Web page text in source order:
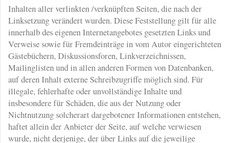
Inhalten aller verlinkten /verknüpften Seiten, die nach der
Linksetzung verändert wurden. Diese Feststellung gilt für alle
innerhalb des eigenen Internetangebotes gesetzten Links und
Verweise sowie für Fremdeinträge in vom Autor eingerichteten
Gästebüchern, Diskussionsforen, Linkverzeichnissen,
Mailinglisten und in allen anderen Formen von Datenbanken,
auf deren Inhalt externe Schreibzugriffe möglich sind. Für
illegale, fehlerhafte oder unvollständige Inhalte und
insbesondere für Schäden, die aus der Nutzung oder
Nichtnutzung solcherart dargebotener Informationen entstehen,
haftet allein der Anbieter der Seite, auf welche verwiesen
wurde, nicht derjenige, der über Links auf die jeweilige